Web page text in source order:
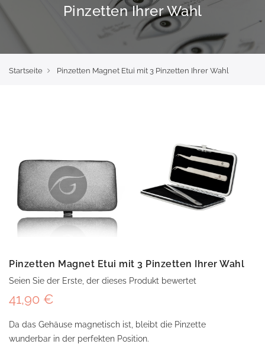
Pinzetten Ihrer Wahl
Startseite Pinzetten Magnet Etui mit 3 Pinzetten Ihrer Wahl
Pinzetten Magnet Etui mit 3 Pinzetten Ihrer Wahl
Seien Sie der Erste, der dieses Produkt bewertet
41,90 €
Da das Gehäuse magnetisch ist, bleibt die Pinzette
wunderbar in der perfekten Position.